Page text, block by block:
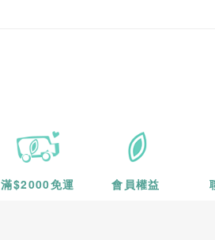
滿$2000免運 會員權益